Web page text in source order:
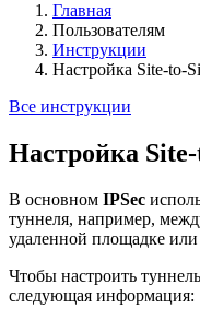
Главная
Пользователям
Инструкции
Настройка Site-to-
Все инструкции
Настройка
В основном IPSec
туннеля, например,
удаленной площадке или
Чтобы настроить
следующая информация: